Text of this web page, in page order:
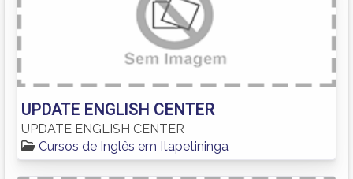
UPDATE ENGLISH CENTER
UPDATE ENGLISH CENTER
Cursos de Inglês em Itapetininga